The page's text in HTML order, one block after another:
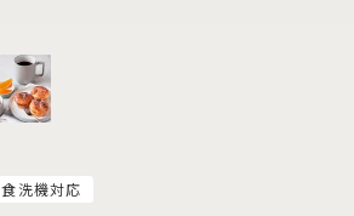
食洗機対応